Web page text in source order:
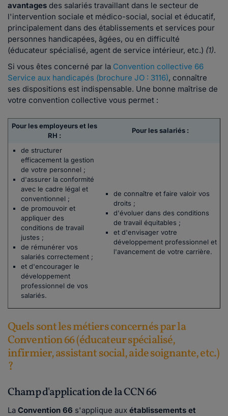
avantages des salariés travaillant dans le secteur de
l'intervention sociale et médico-social, social et éducatif,
principalement dans des établissements et services pour
personnes handicapées, âgées, ou en difficulté
(éducateur spécialisé, agent de service intérieur, etc.) (1).
Si vous êtes concerné par la Convention collective 66
Service aux handicapés (brochure JO : 3116), connaître
ses dispositions est indispensable. Une bonne maîtrise de
votre convention collective vous permet :
Pour les employeurs et les
RH :
Pour les salariés :
de structurer
efficacement la gestion
de votre personnel ;
d'assurer la conformité
avec le cadre légal et
conventionnel ;
de promouvoir et
appliquer des
conditions de travail
justes ;
de rémunérer vos
salariés correctement ;
et d'encourager le
développement
professionnel de vos
salariés.
de connaître et faire valoir vos
droits ;
d'évoluer dans des conditions
de travail équitables ;
et d'envisager votre
développement professionnel et
l'avancement de votre carrière.
Quels sont les métiers concernés par la
Convention 66 (éducateur spécialisé,
infirmier, assistant social, aide soignante, etc.)
?
Champ d'application de la CCN 66
La Convention 66 s'applique aux établissements et